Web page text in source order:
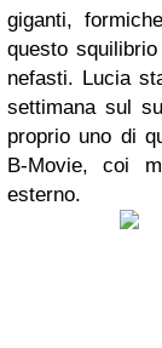
giganti,
questo
nefasti. Lucia
settimana sul
proprio uno di
B-Movie, coi
esterno.